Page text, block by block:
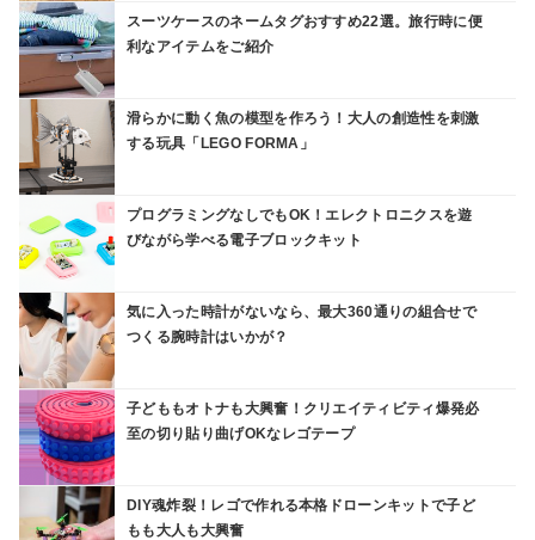
スーツケースのネームタグおすすめ22選。旅行時に便
利なアイテムをご紹介
滑らかに動く魚の模型を作ろう！大人の創造性を刺激
する玩具「LEGO FORMA」
プログラミングなしでもOK！エレクトロニクスを遊
びながら学べる電子ブロックキット
気に入った時計がないなら、最大360通りの組合せで
つくる腕時計はいかが？
子どももオトナも大興奮！クリエイティビティ爆発必
至の切り貼り曲げOKなレゴテープ
DIY魂炸裂！レゴで作れる本格ドローンキットで子ど
もも大人も大興奮